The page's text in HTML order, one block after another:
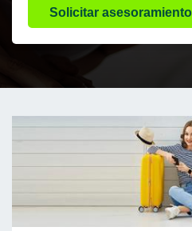
Solicitar asesoramiento